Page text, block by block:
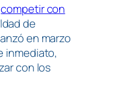
competir con
de
en marzo
inmediato,
con los